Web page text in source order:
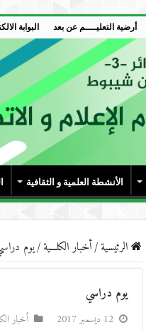
أرضية التعليــــم عن بعد البوابة
الأنشطة العلمية و الثقافية
الرئيسية/أخبار الكلـــية/يوم
يوم دراسي
12 ديسمبر 2017 أخبار